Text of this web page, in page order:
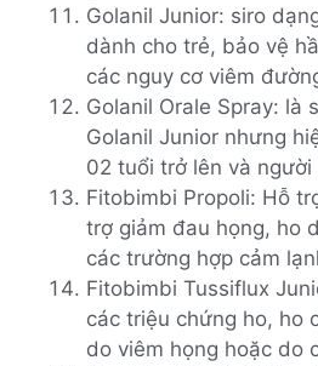
Golanil Junior: siro
dành cho trẻ, bảo vệ
các nguy cơ viêm
Golanil Orale Spray: là
Golanil Junior nhưng
02 tuổi trở lên và người
Fitobimbi Propoli: Hỗ
trợ giảm đau họng, ho
các trường hợp cảm
Fitobimbi Tussiflux
các triệu chứng ho, ho
do viêm họng hoặc do